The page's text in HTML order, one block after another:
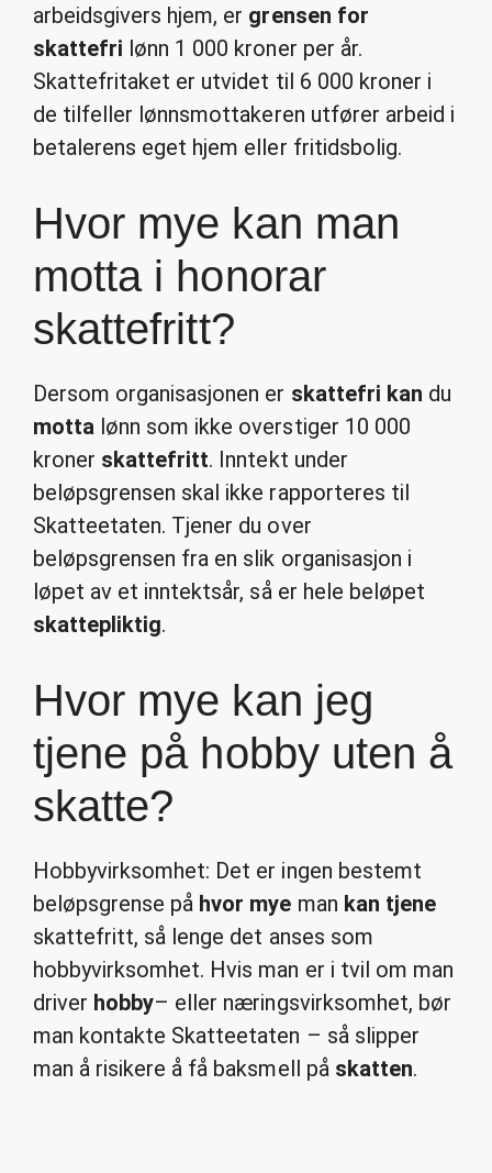
arbeidsgivers hjem, er grensen for
skattefri lønn 1 000 kroner per år.
Skattefritaket er utvidet til 6 000 kroner i
de tilfeller lønnsmottakeren utfører arbeid i
betalerens eget hjem eller fritidsbolig.
Hvor mye kan man
motta i honorar
skattefritt?
Dersom organisasjonen er skattefri kan du
motta lønn som ikke overstiger 10 000
kroner skattefritt. Inntekt under
beløpsgrensen skal ikke rapporteres til
Skatteetaten. Tjener du over
beløpsgrensen fra en slik organisasjon i
løpet av et inntektsår, så er hele beløpet
skattepliktig.
Hvor mye kan jeg
tjene på hobby uten å
skatte?
Hobbyvirksomhet: Det er ingen bestemt
beløpsgrense på hvor mye man kan tjene
skattefritt, så lenge det anses som
hobbyvirksomhet. Hvis man er i tvil om man
driver hobby– eller næringsvirksomhet, bør
man kontakte Skatteetaten – så slipper
man å risikere å få baksmell på skatten.